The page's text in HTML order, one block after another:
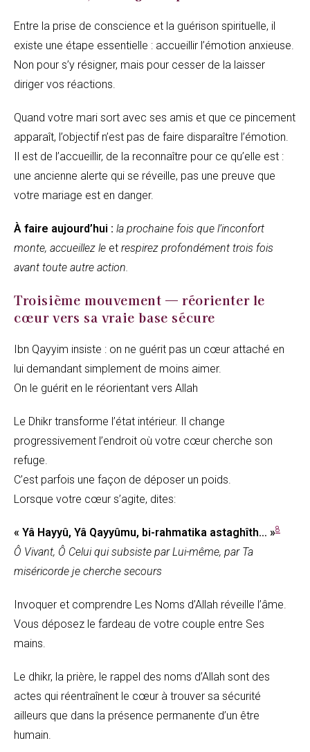
Entre la prise de conscience et la guérison spirituelle, il
existe une étape essentielle : accueillir l’émotion anxieuse.
Non pour s’y résigner, mais pour cesser de la laisser
diriger vos réactions.
Quand votre mari sort avec ses amis et que ce pincement
apparaît, l’objectif n’est pas de faire disparaître l’émotion.
Il est de l’accueillir, de la reconnaître pour ce qu’elle est :
une ancienne alerte qui se réveille, pas une preuve que
votre mariage est en danger.
À faire aujourd’hui : la prochaine fois que l’inconfort
monte, accueillez le et respirez profondément trois fois
avant toute autre action.
Troisième mouvement — réorienter le
cœur vers sa vraie base sécure
Ibn Qayyim insiste : on ne guérit pas un cœur attaché en
lui demandant simplement de moins aimer.
On le guérit en le réorientant vers Allah
Le Dhikr transforme l’état intérieur. Il change
progressivement l’endroit où votre cœur cherche son
refuge.
C’est parfois une façon de déposer un poids.
Lorsque votre cœur s’agite, dites:
« Yâ Hayyû, Yâ Qayyûmu, bi-rahmatika astaghîth… »8
Ô Vivant, Ô Celui qui subsiste par Lui-même, par Ta
miséricorde je cherche secours
Invoquer et comprendre Les Noms d’Allah réveille l’âme.
Vous déposez le fardeau de votre couple entre Ses
mains.
Le dhikr, la prière, le rappel des noms d’Allah sont des
actes qui réentraînent le cœur à trouver sa sécurité
ailleurs que dans la présence permanente d’un être
humain.